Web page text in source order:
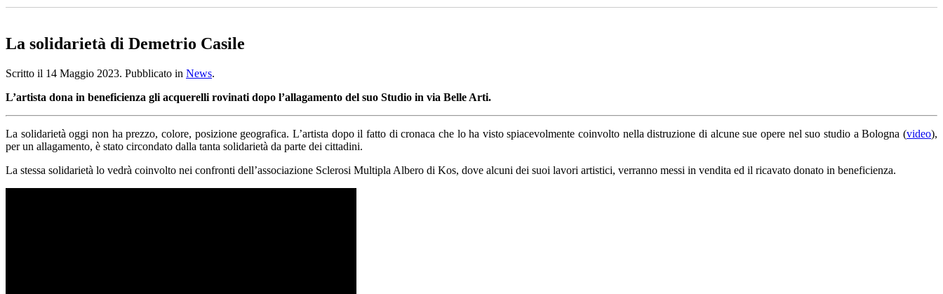
La solidarietà di Demetrio Casile
Scritto il 14 Maggio 2023. Pubblicato in News.
L’artista dona in beneficienza gli acquerelli rovinati dopo l’allagamento del suo Studio in via Belle Arti.
La solidarietà oggi non ha prezzo, colore, posizione geografica. L’artista dopo il fatto di cronaca che lo ha visto spiacevolmente coinvolto nella distruzione di alcune sue opere nel suo studio a Bologna (video),
per un allagamento, è stato circondato dalla tanta solidarietà da parte dei cittadini.
La stessa solidarietà lo vedrà coinvolto nei confronti dell’associazione Sclerosi Multipla Albero di Kos, dove alcuni dei suoi lavori artistici, verranno messi in vendita ed il ricavato donato in beneficienza.